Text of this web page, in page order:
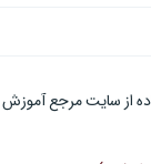
از سایت مرجع آموزش